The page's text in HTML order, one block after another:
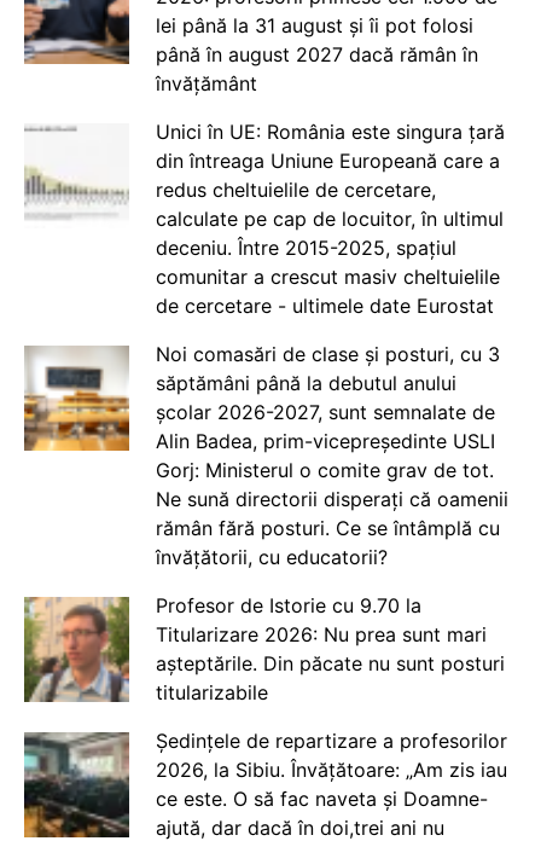
lei până la 31 august și îi pot folosi
până în august 2027 dacă rămân în
învățământ
Unici în UE: România este singura țară
din întreaga Uniune Europeană care a
redus cheltuielile de cercetare,
calculate pe cap de locuitor, în ultimul
deceniu. Între 2015-2025, spațiul
comunitar a crescut masiv cheltuielile
de cercetare - ultimele date Eurostat
Noi comasări de clase și posturi, cu 3
săptămâni până la debutul anului
școlar 2026-2027, sunt semnalate de
Alin Badea, prim-vicepreședinte USLI
Gorj: Ministerul o comite grav de tot.
Ne sună directorii disperați că oamenii
rămân fără posturi. Ce se întâmplă cu
învățătorii, cu educatorii?
Profesor de Istorie cu 9.70 la
Titularizare 2026: Nu prea sunt mari
așteptările. Din păcate nu sunt posturi
titularizabile
Ședințele de repartizare a profesorilor
2026, la Sibiu. Învățătoare: „Am zis iau
ce este. O să fac naveta și Doamne-
ajută, dar dacă în doi,trei ani nu